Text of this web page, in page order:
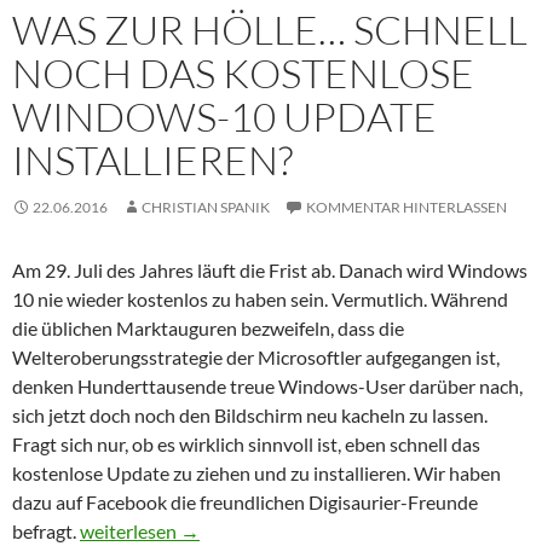
WAS ZUR HÖLLE… SCHNELL
NOCH DAS KOSTENLOSE
WINDOWS-10 UPDATE
INSTALLIEREN?
22.06.2016 CHRISTIAN SPANIK KOMMENTAR HINTERLASSEN
Am 29. Juli des Jahres läuft die Frist ab. Danach wird Windows
10 nie wieder kostenlos zu haben sein. Vermutlich. Während
die üblichen Marktauguren bezweifeln, dass die
Welteroberungsstrategie der Microsoftler aufgegangen ist,
denken Hunderttausende treue Windows-User darüber nach,
sich jetzt doch noch den Bildschirm neu kacheln zu lassen.
Fragt sich nur, ob es wirklich sinnvoll ist, eben schnell das
kostenlose Update zu ziehen und zu installieren. Wir haben
dazu auf Facebook die freundlichen Digisaurier-Freunde
befragt.Was zur Hölle… Schnell noch das kostenlose
weiterlesen →